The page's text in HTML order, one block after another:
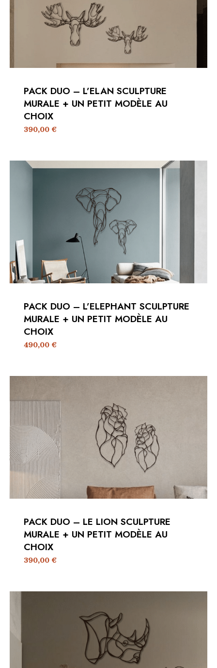
PACK DUO – L’ELAN SCULPTURE
MURALE + UN PETIT MODÈLE AU
CHOIX
390,00€
PACK DUO – L’ELEPHANT SCULPTURE
MURALE + UN PETIT MODÈLE AU
CHOIX
490,00€
PACK DUO – LE LION SCULPTURE
MURALE + UN PETIT MODÈLE AU
CHOIX
390,00€